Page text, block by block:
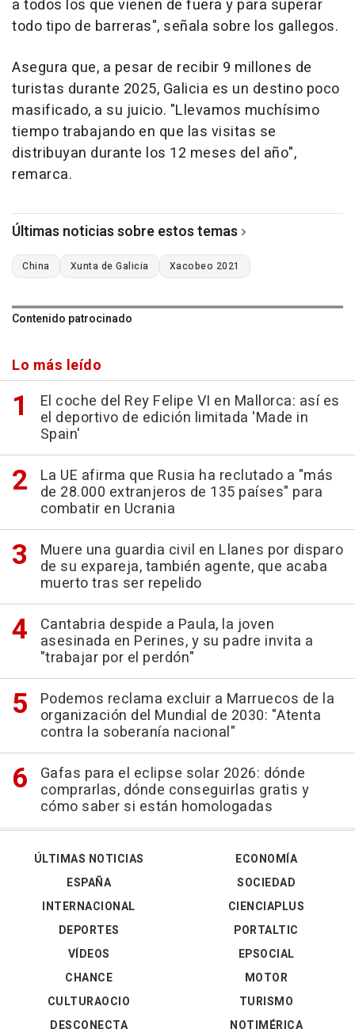
a todos los que vienen de fuera y para superar
todo tipo de barreras", señala sobre los gallegos.
Asegura que, a pesar de recibir 9 millones de
turistas durante 2025, Galicia es un destino poco
masificado, a su juicio. "Llevamos muchísimo
tiempo trabajando en que las visitas se
distribuyan durante los 12 meses del año",
remarca.
Últimas noticias sobre estos temas
China Xunta de Galicia Xacobeo 2021
Contenido patrocinado
Lo más leído
El coche del Rey Felipe VI en Mallorca: así es
el deportivo de edición limitada 'Made in
Spain'
La UE afirma que Rusia ha reclutado a "más
de 28.000 extranjeros de 135 países" para
combatir en Ucrania
Muere una guardia civil en Llanes por disparo
de su expareja, también agente, que acaba
muerto tras ser repelido
Cantabria despide a Paula, la joven
asesinada en Perines, y su padre invita a
"trabajar por el perdón"
Podemos reclama excluir a Marruecos de la
organización del Mundial de 2030: "Atenta
contra la soberanía nacional"
Gafas para el eclipse solar 2026: dónde
comprarlas, dónde conseguirlas gratis y
cómo saber si están homologadas
ÚLTIMAS NOTICIAS
ESPAÑA
INTERNACIONAL
DEPORTES
VÍDEOS
ECONOMÍA
SOCIEDAD
CIENCIAPLUS
PORTALTIC
EPSOCIAL
CHANCE
CULTURAOCIO
DESCONECTA
MOTOR
TURISMO
NOTIMÉRICA